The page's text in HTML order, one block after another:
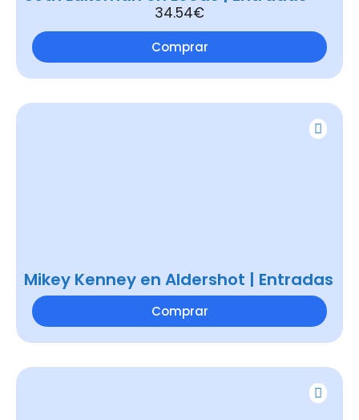
34.54€
Comprar
Mikey Kenney en Aldershot | Entradas
Comprar